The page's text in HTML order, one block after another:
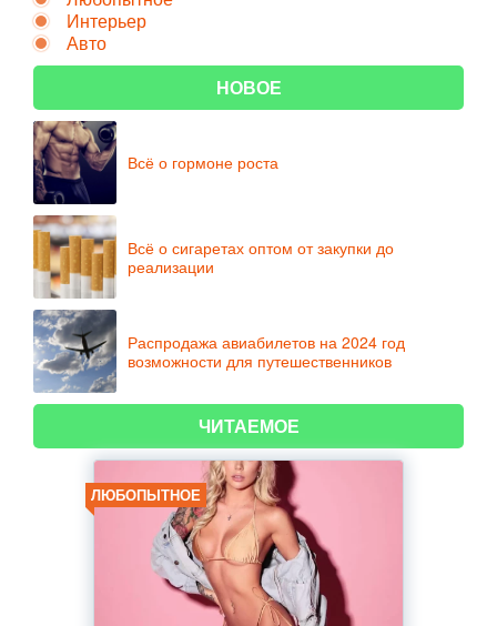
Интерьер
Авто
НОВОЕ
Всё о гормоне роста
Всё о сигаретах оптом от закупки до
реализации
Распродажа авиабилетов на 2024 год
возможности для путешественников
ЧИТАЕМОЕ
ЛЮБОПЫТНОЕ